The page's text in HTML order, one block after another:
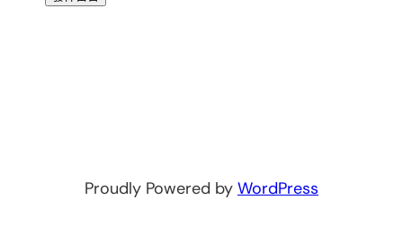
Proudly Powered by WordPress